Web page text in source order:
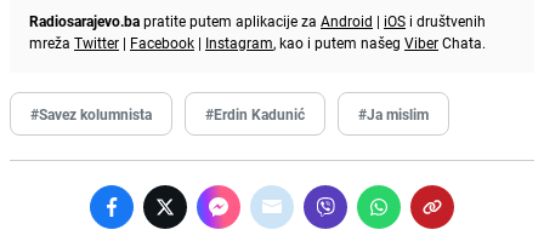
Radiosarajevo.bapratite putem aplikacije za Android | iOS i društvenih
mreža Twitter | Facebook | Instagram, kao i putem našeg ViberChata.
#Savez kolumnista #Erdin Kadunić #Ja mislim